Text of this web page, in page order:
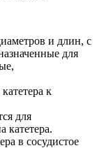
и длин, с
для
к
для
катетера.
в сосудистое